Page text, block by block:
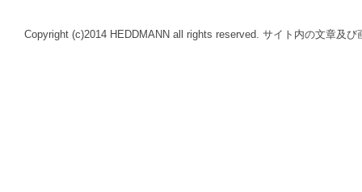
Copyright (c)2014 HEDDMANN all rights reserved. サイト内の文章及